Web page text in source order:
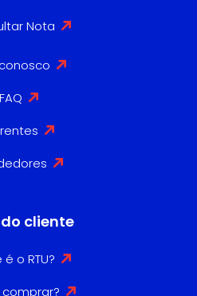
Nota
FAQ
cliente
o RTU?